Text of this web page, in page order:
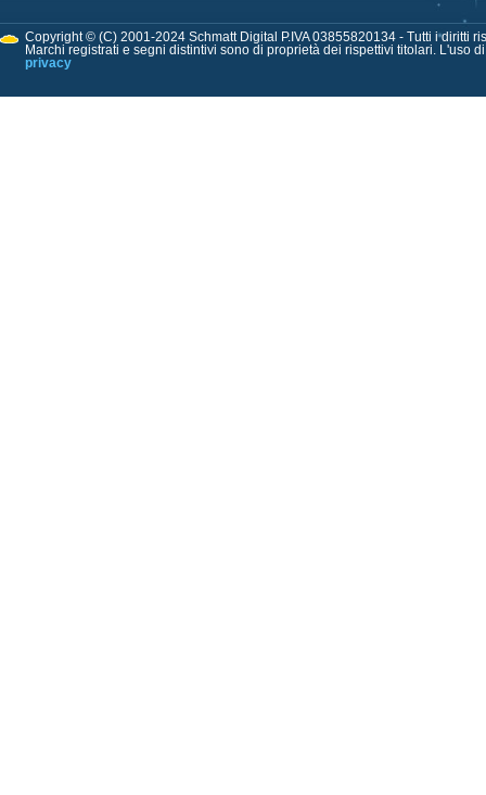
Copyright © (C) 2001-2024 Schmatt Digital P.IVA 03855820134 - Tutti i diritti
Marchi registrati e segni distintivi sono di proprietà dei rispettivi titolari. L'uso
privacy